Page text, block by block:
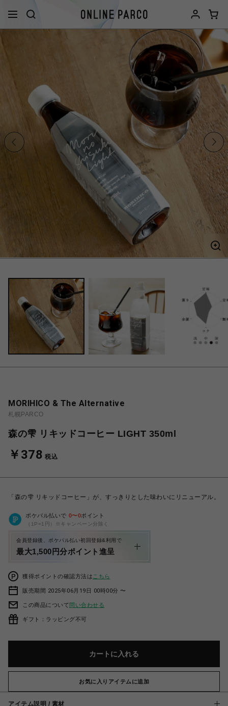
MORIHICO & The Alternative
札幌PARCO
森の雫 リキッドコーヒー LIGHT 350ml
￥378 税込
「森の雫 リキッドコーヒー」が、すっきりとした味わいにリニューアル。
ポケパル払いで 0〜0ポイント
（1P=1円）※キャンペーン分除く
会員登録後、ポケパル払い初回登録&利用で
最大1,500円分ポイント進呈
獲得ポイントの確認方法は こちら
販売期間 2025年06月19日 00時00分 〜
この商品について問い合わせる
ギフト：ラッピング不可
カートに入れる
お気に入りアイテムに追加
アイテム説明 / 素材